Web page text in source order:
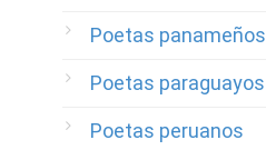
Poetas panameños
Poetas paraguayos
Poetas peruanos